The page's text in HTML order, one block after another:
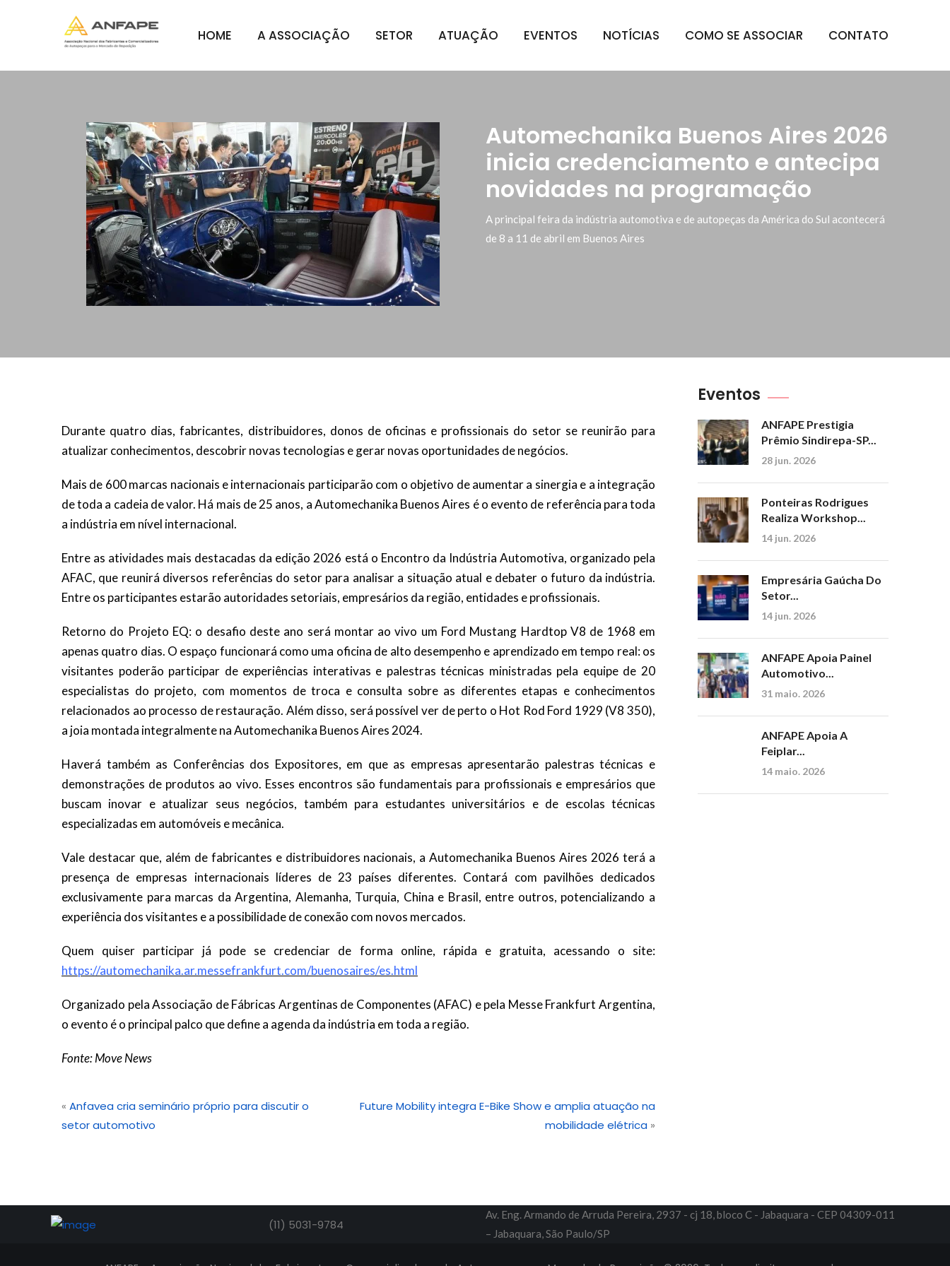
HOME A ASSOCIAÇÃO SETOR ATUAÇÃO EVENTOS NOTÍCIAS COMO SE ASSOCIAR CONTATO
Automechanika Buenos Aires 2026
inicia credenciamento e antecipa
novidades na programação
A principal feira da indústria automotiva e de autopeças da América do Sul acontecerá
de 8 a 11 de abril em Buenos Aires
Durante quatro dias, fabricantes, distribuidores, donos de oficinas e profissionais do setor se reunirão para
atualizar conhecimentos, descobrir novas tecnologias e gerar novas oportunidades de negócios.
Mais de 600 marcas nacionais e internacionais participarão com o objetivo de aumentar a sinergia e a integração
de toda a cadeia de valor. Há mais de 25 anos, a Automechanika Buenos Aires é o evento de referência para toda
a indústria em nível internacional.
Entre as atividades mais destacadas da edição 2026 está o Encontro da Indústria Automotiva, organizado pela
AFAC, que reunirá diversos referências do setor para analisar a situação atual e debater o futuro da indústria.
Entre os participantes estarão autoridades setoriais, empresários da região, entidades e profissionais.
Retorno do Projeto EQ: o desafio deste ano será montar ao vivo um Ford Mustang Hardtop V8 de 1968 em
apenas quatro dias. O espaço funcionará como uma oficina de alto desempenho e aprendizado em tempo real: os
visitantes poderão participar de experiências interativas e palestras técnicas ministradas pela equipe de 20
especialistas do projeto, com momentos de troca e consulta sobre as diferentes etapas e conhecimentos
relacionados ao processo de restauração. Além disso, será possível ver de perto o Hot Rod Ford 1929 (V8 350),
a joia montada integralmente na Automechanika Buenos Aires 2024.
Haverá também as Conferências dos Expositores, em que as empresas apresentarão palestras técnicas e
demonstrações de produtos ao vivo. Esses encontros são fundamentais para profissionais e empresários que
buscam inovar e atualizar seus negócios, também para estudantes universitários e de escolas técnicas
especializadas em automóveis e mecânica.
Vale destacar que, além de fabricantes e distribuidores nacionais, a Automechanika Buenos Aires 2026 terá a
presença de empresas internacionais líderes de 23 países diferentes. Contará com pavilhões dedicados
exclusivamente para marcas da Argentina, Alemanha, Turquia, China e Brasil, entre outros, potencializando a
experiência dos visitantes e a possibilidade de conexão com novos mercados.
Quem quiser participar já pode se credenciar de forma online, rápida e gratuita, acessando o site:
https://automechanika.ar.messefrankfurt.com/buenosaires/es.html
Organizado pela Associação de Fábricas Argentinas de Componentes (AFAC) e pela Messe Frankfurt Argentina,
o evento é o principal palco que define a agenda da indústria em toda a região.
Fonte: Move News
« Anfavea cria seminário próprio para discutir o
setor automotivo
Future Mobility integra E-Bike Show e amplia atuação na
mobilidade elétrica »
Eventos
ANFAPE Prestigia
Prêmio Sindirepa-SP...
28 jun. 2026
Ponteiras Rodrigues
Realiza Workshop...
14 jun. 2026
Empresária Gaúcha Do
Setor...
14 jun. 2026
ANFAPE Apoia Painel
Automotivo...
31 maio. 2026
ANFAPE Apoia A
Feiplar...
14 maio. 2026
(11) 5031-9784
Av. Eng. Armando de Arruda Pereira, 2937 - cj 18, bloco C - Jabaquara - CEP 04309-011
– Jabaquara, São Paulo/SP